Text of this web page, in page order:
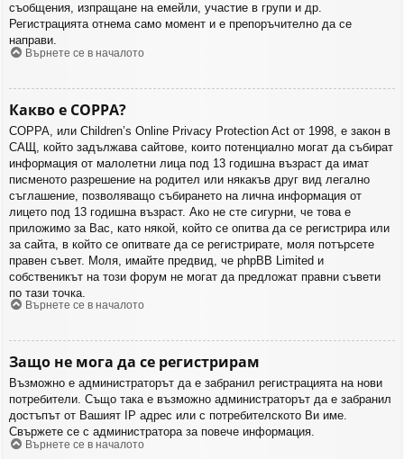
съобщения, изпращане на емейли, участие в групи и др.
Регистрацията отнема само момент и е препоръчително да се
направи.
Върнете се в началото
Какво е COPPA?
COPPA, или Children’s Online Privacy Protection Act от 1998, е закон в
САЩ, който задължава сайтове, които потенциално могат да събират
информация от малолетни лица под 13 годишна възраст да имат
писменото разрешение на родител или някакъв друг вид легално
съглашение, позволяващо събирането на лична информация от
лицето под 13 годишна възраст. Ако не сте сигурни, че това е
приложимо за Вас, като някой, който се опитва да се регистрира или
за сайта, в който се опитвате да се регистрирате, моля потърсете
правен съвет. Моля, имайте предвид, че phpBB Limited и
собственикът на този форум не могат да предложат правни съвети
по тази точка.
Върнете се в началото
Защо не мога да се регистрирам
Възможно е администраторът да е забранил регистрацията на нови
потребители. Също така е възможно администраторът да е забранил
достъпът от Вашият IP адрес или с потребителското Ви име.
Свържете се с администратора за повече информация.
Върнете се в началото